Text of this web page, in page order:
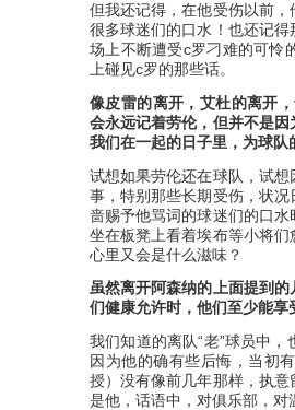
但我还记得，在他受伤以前
很多球迷们的口水！也还记
场上不断遭受c罗刁难的可怜
上碰见c罗的那些话。
像皮雷的离开，艾杜的离开
会永远记着劳伦，但并不是
我们在一起的日子里，为球
试想如果劳伦还在球队，试
事，特别那些长期受伤，状
啬赐予他骂词的球迷们的口
坐在板凳上看着埃布等小将
心里又会是什么滋味？
虽然离开阿森纳的上面提到
们健康允许时，他们至少能
我们知道的离队“老”球员中
因为他的确有些后悔，当初
授）没有像前几年那样，执
是他，话语中，对俱乐部，对